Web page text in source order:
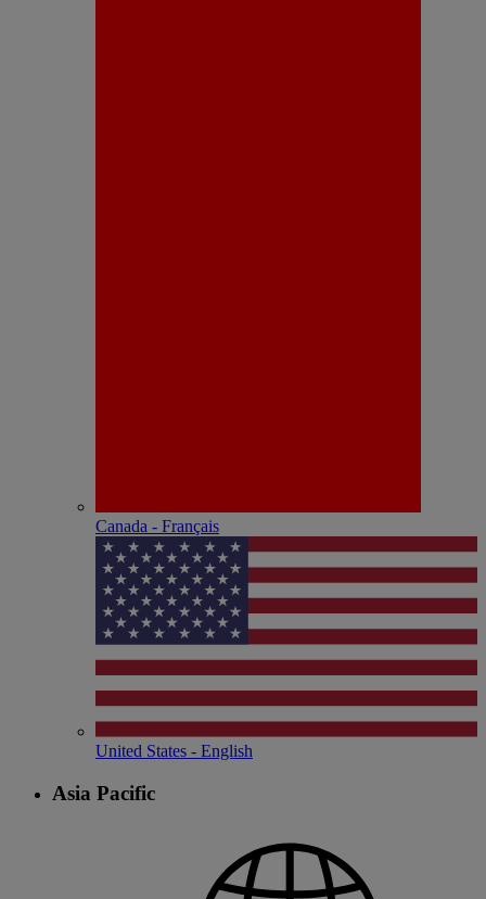
Canada - Français
United States - English
Asia Pacific